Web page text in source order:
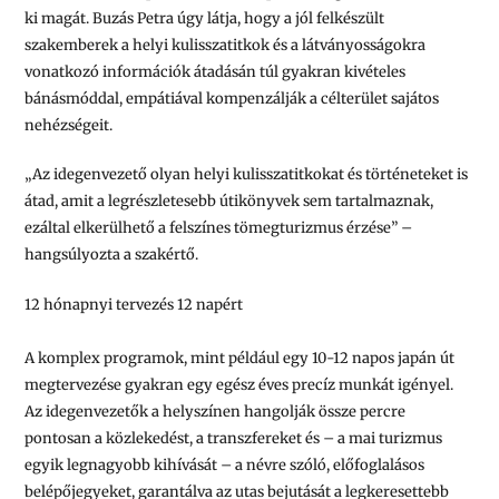
ki magát. Buzás Petra úgy látja, hogy a jól felkészült
szakemberek a helyi kulisszatitkok és a látványosságokra
vonatkozó információk átadásán túl gyakran kivételes
bánásmóddal, empátiával kompenzálják a célterület sajátos
nehézségeit.
„Az idegenvezető olyan helyi kulisszatitkokat és történeteket is
átad, amit a legrészletesebb útikönyvek sem tartalmaznak,
ezáltal elkerülhető a felszínes tömegturizmus érzése” –
hangsúlyozta a szakértő.
12 hónapnyi tervezés 12 napért
A komplex programok, mint például egy 10-12 napos japán út
megtervezése gyakran egy egész éves precíz munkát igényel.
Az idegenvezetők a helyszínen hangolják össze percre
pontosan a közlekedést, a transzfereket és – a mai turizmus
egyik legnagyobb kihívását – a névre szóló, előfoglalásos
belépőjegyeket, garantálva az utas bejutását a legkeresettebb